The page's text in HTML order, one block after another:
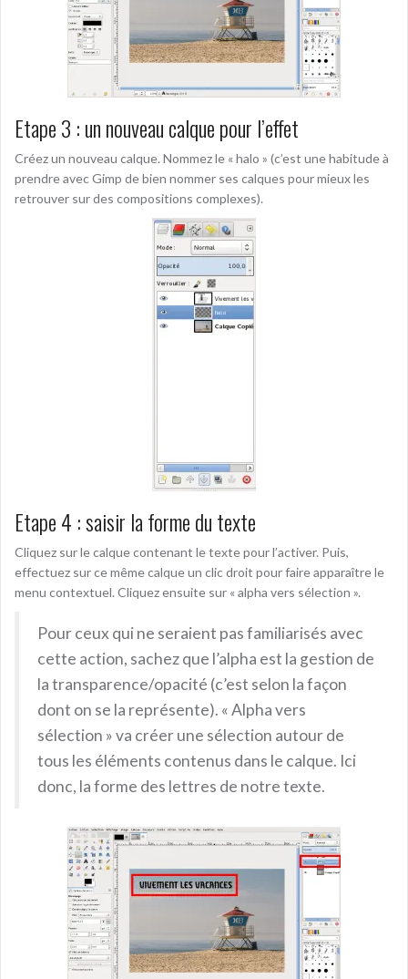
Etape 3 : un nouveau calque pour l’effet
Créez un nouveau calque. Nommez le « halo » (c’est une habitude à
prendre avec Gimp de bien nommer ses calques pour mieux les
retrouver sur des compositions complexes).
Etape 4 : saisir la forme du texte
Cliquez sur le calque contenant le texte pour l’activer. Puis,
effectuez sur ce même calque un clic droit pour faire apparaître le
menu contextuel. Cliquez ensuite sur « alpha vers sélection ».
Pour ceux qui ne seraient pas familiarisés avec
cette action, sachez que l’alpha est la gestion de
la transparence/opacité (c’est selon la façon
dont on se la représente). « Alpha vers
sélection » va créer une sélection autour de
tous les éléments contenus dans le calque. Ici
donc, la forme des lettres de notre texte.